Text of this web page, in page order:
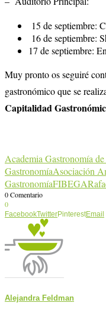
15 de septiembre:
16 de septiembre:
17 de septiembre:
Muy pronto os seguiré
gastronómico que se
Capitalidad
Academia Gastronomía
GastronomíaAsociación
GastronomíaFIBEGA
0 Comentario
0
FacebookTwitterPinterestEmail
Alejandra Feldman